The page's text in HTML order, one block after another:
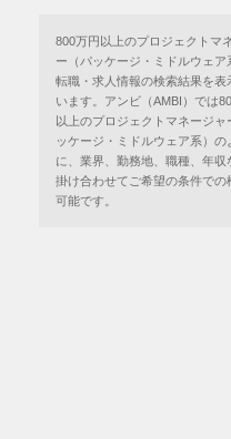
800万円以上のプロジェクトマ
ー（パッケージ・ミドルウェア
転職・求人情報の検索結果を表
います。アンビ（AMBI）では
以上のプロジェクトマネージャ
ッケージ・ミドルウェア系）の
に、業界、勤務地、職種、年収
掛け合わせてご希望の条件での
可能です。